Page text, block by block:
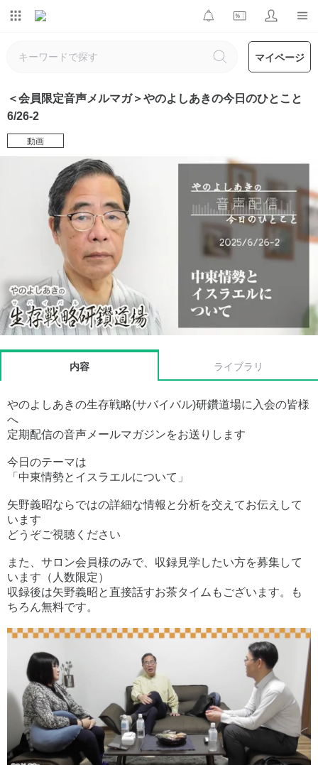
マイページ
＜会員限定音声メルマガ＞やのよしあきの今日のひとこと
6/26-2
動画
内容 ライブラリ
やのよしあきの生存戦略(サバイバル)研鑽道場に入会の皆様
へ
定期配信の音声メールマガジンをお送りします
今日のテーマは
「中東情勢とイスラエルについて」
矢野義昭ならではの詳細な情報と分析を交えてお伝えして
います
どうぞご視聴ください
また、サロン会員様のみで、収録見学したい方を募集して
います（人数限定）
収録後は矢野義昭と直接話すお茶タイムもございます。も
ちろん無料です。